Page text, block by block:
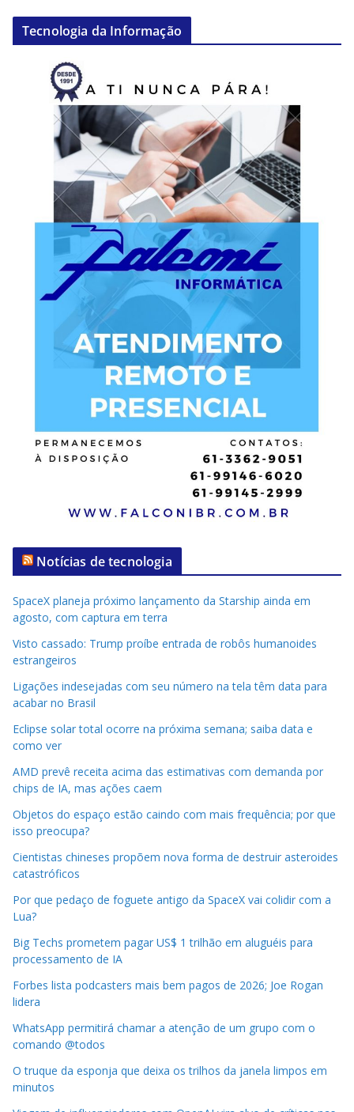
Tecnologia da Informação
Notícias de tecnologia
SpaceX planeja próximo lançamento da Starship ainda em
agosto, com captura em terra
Visto cassado: Trump proíbe entrada de robôs humanoides
estrangeiros
Ligações indesejadas com seu número na tela têm data para
acabar no Brasil
Eclipse solar total ocorre na próxima semana; saiba data e
como ver
AMD prevê receita acima das estimativas com demanda por
chips de IA, mas ações caem
Objetos do espaço estão caindo com mais frequência; por que
isso preocupa?
Cientistas chineses propõem nova forma de destruir asteroides
catastróficos
Por que pedaço de foguete antigo da SpaceX vai colidir com a
Lua?
Big Techs prometem pagar US$ 1 trilhão em aluguéis para
processamento de IA
Forbes lista podcasters mais bem pagos de 2026; Joe Rogan
lidera
WhatsApp permitirá chamar a atenção de um grupo com o
comando @todos
O truque da esponja que deixa os trilhos da janela limpos em
minutos